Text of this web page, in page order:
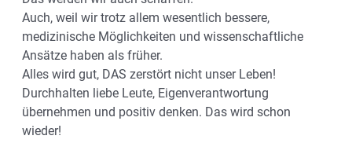
Auch, weil wir trotz allem wesentlich bessere,
medizinische Möglichkeiten und wissenschaftliche
Ansätze haben als früher.
Alles wird gut, DAS zerstört nicht unser Leben!
Durchhalten liebe Leute, Eigenverantwortung
übernehmen und positiv denken. Das wird schon
wieder!